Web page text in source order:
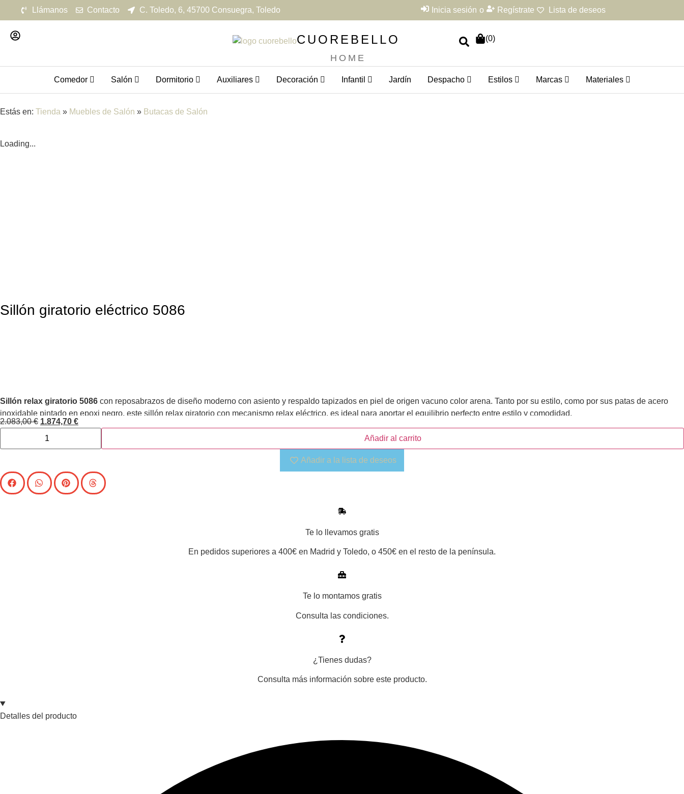
Llámanos Contacto C. Toledo, 6, 45700 Consuegra, Toledo Inicia sesión o Regístrate Lista de deseos
HOME
CUOREBELLO (0)
Comedor Salón Dormitorio Auxiliares Decoración Infantil Jardín Despacho Estilos Marcas Materiales
Estás en: Tienda » Muebles de Salón » Butacas de Salón
Loading...
Sillón giratorio eléctrico 5086
Sillón relax giratorio 5086 con reposabrazos de diseño moderno con asiento y respaldo tapizados en piel de origen vacuno color arena. Tanto por su estilo, como por sus patas de acero
inoxidable pintado en epoxi negro, este sillón relax giratorio con mecanismo relax eléctrico, es ideal para aportar el equilibrio perfecto entre estilo y comodidad.
2.083,00€ 1.874,70 €
Añadir al carrito
Añadir a la lista de deseos
Te lo llevamos gratis
En pedidos superiores a 400€ en Madrid y Toledo, o 450€ en el resto de la península.
Te lo montamos gratis
Consulta las condiciones.
¿Tienes dudas?
Consulta más información sobre este producto.
Detalles del producto